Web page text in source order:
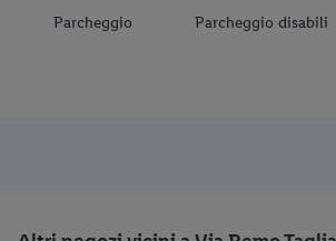
Parcheggio Parcheggio disabili